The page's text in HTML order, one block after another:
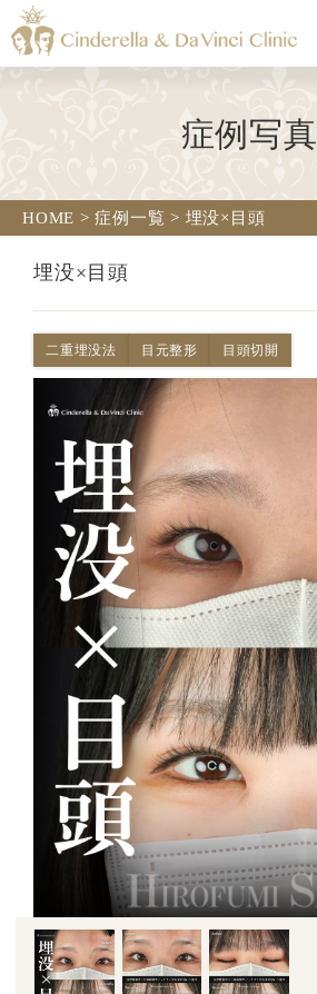
症例写真
HOME >症例一覧 > 埋没×目頭
埋没×目頭
二重埋没法 目元整形 目頭切開